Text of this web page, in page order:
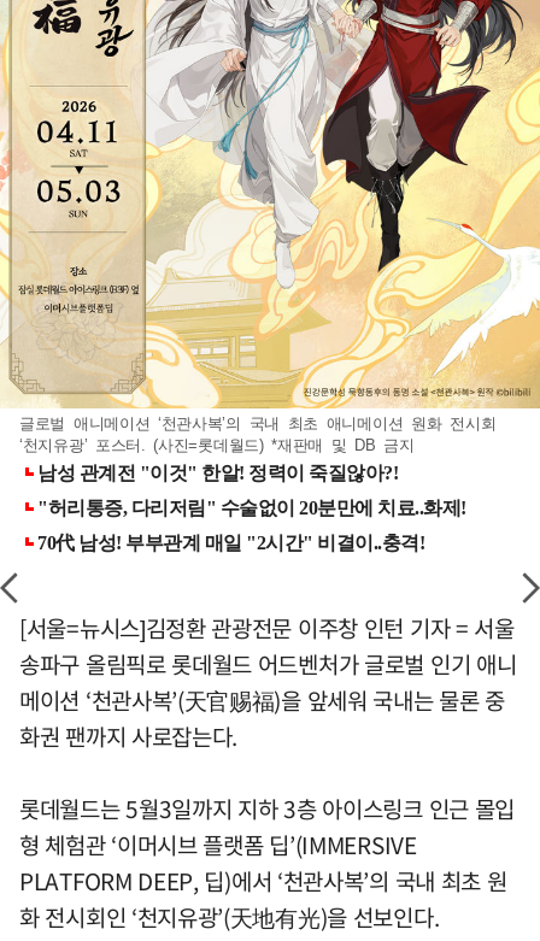
글로벌 애니메이션 ‘천관사복’의 국내 최초 애니메이션 원화 전시회
‘천지유광’ 포스터. (사진=롯데월드) *재판매 및 DB 금지
[서울=뉴시스]김정환 관광전문 이주창 인턴 기자 = 서울
송파구 올림픽로 롯데월드 어드벤처가 글로벌 인기 애니
메이션 ‘천관사복’(天官赐福)을 앞세워 국내는 물론 중
화권 팬까지 사로잡는다.
롯데월드는 5월3일까지 지하 3층 아이스링크 인근 몰입
형 체험관 ‘이머시브 플랫폼 딥’(IMMERSIVE
PLATFORM DEEP, 딥)에서 ‘천관사복’의 국내 최초 원
화 전시회인 ‘천지유광’(天地有光)을 선보인다.